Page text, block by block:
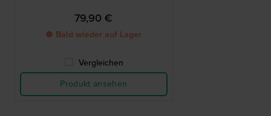
79,90 €
● Bald wieder auf Lager
Vergleichen
Produkt ansehen